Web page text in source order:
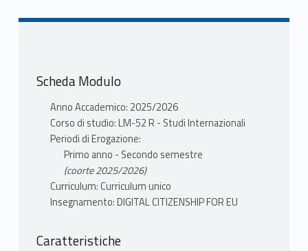
Scheda Modulo
Anno Accademico: 2025/2026
Corso di studio: LM-52 R - Studi Internazionali
Periodi di Erogazione:
Primo anno - Secondo semestre
(coorte 2025/2026)
Curriculum: Curriculum unico
Insegnamento: DIGITAL CITIZENSHIP FOR EU
Caratteristiche